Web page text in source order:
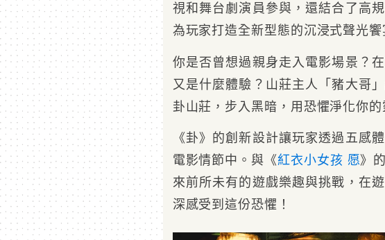
視和舞台劇演員參與，還結合了高
為玩家打造全新型態的沉浸式聲光饗
你是否曾想過親身走入電影場景？
又是什麼體驗？山莊主人「豬大哥
卦山莊，步入黑暗，用恐懼淨化你的
《卦》的創新設計讓玩家透過五感
電影情節中。與《紅衣小女孩 愿》
來前所未有的遊戲樂趣與挑戰，在
深感受到這份恐懼！